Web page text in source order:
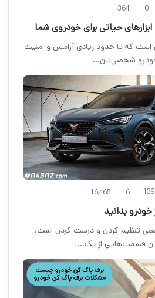
0
364
حیاتی برای خودروی شما
است که تا حدود زیادی آرامش و امنیت
خودرو شخصی‌تان…
6
16,465
خودرو بدانید
تنظیم کردن و درست کردن است.
قسمت‌هایی از یک…